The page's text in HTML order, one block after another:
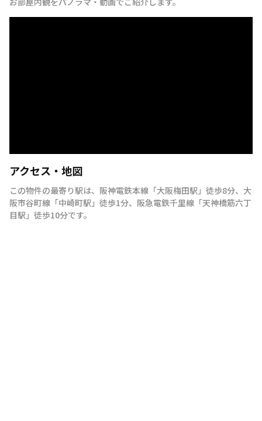
アクセス・地図
この物件の最寄り駅は、 阪神電鉄本線 「大阪梅田駅 」 徒歩8分、 大
阪市谷町線 「中崎町駅 」 徒歩1分、 阪急電鉄千里線 「天神橋筋六丁
目駅 」 徒歩10分です。